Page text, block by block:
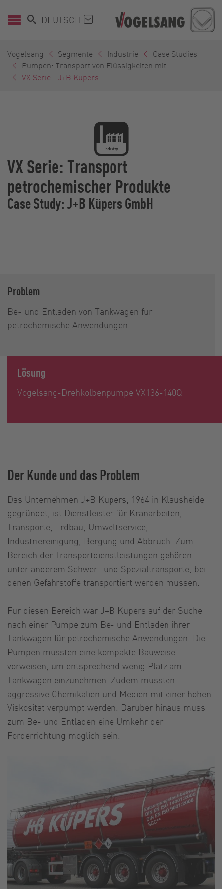
DEUTSCH
Vogelsang Segmente Industrie
Case Studies
Pumpen: Transport von Flüssigkeiten mit...
VX Serie - J+B Küpers
VX Serie: Transport
petrochemischer Produkte
Case Study: J+B Küpers GmbH
Problem
Be- und Entladen von Tankwagen für
petrochemische Anwendungen
Lösung
Vogelsang-Drehkolbenpumpe VX136-140Q
Der Kunde und das Problem
Das Unternehmen J+B Küpers, 1964 in Klausheide
gegründet, ist Dienstleister für Kranarbeiten,
Transporte, Erdbau, Umweltservice,
Industriereinigung, Bergung und Abbruch. Zum
Bereich der Transportdienstleistungen gehören
unter anderem Schwer- und Spezialtransporte, bei
denen Gefahrstoffe transportiert werden müssen.
Für diesen Bereich war J+B Küpers auf der Suche
nach einer Pumpe zum Be- und Entladen ihrer
Tankwagen für petrochemische Anwendungen. Die
Pumpen mussten eine kompakte Bauweise
vorweisen, um entsprechend wenig Platz am
Tankwagen einzunehmen. Zudem mussten
aggressive Chemikalien und Medien mit einer hohen
Viskosität verpumpt werden. Darüber hinaus muss
zum Be- und Entladen eine Umkehr der
Förderrichtung möglich sein.